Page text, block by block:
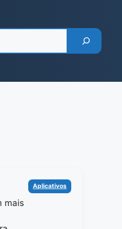
mais
Categorias
Aplicativos